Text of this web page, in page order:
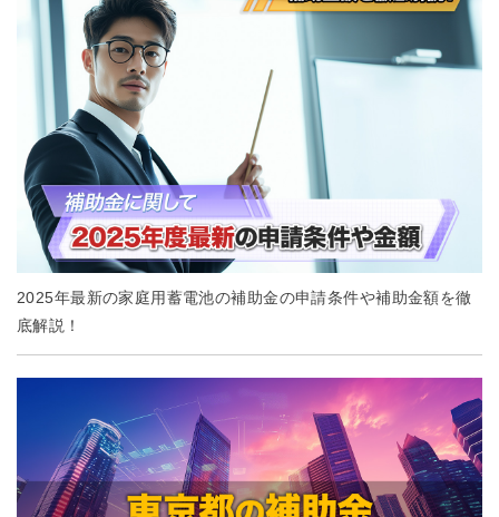
2025年最新の家庭用蓄電池の補助金の申請条件や補助金額を徹
底解説！